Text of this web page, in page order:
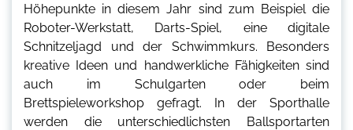
Höhepunkte in diesem Jahr sind zum Beispiel die
Roboter-Werkstatt, Darts-Spiel, eine digitale
Schnitzeljagd und der Schwimmkurs. Besonders
kreative Ideen und handwerkliche Fähigkeiten sind
auch im Schulgarten oder beim
Brettspieleworkshop gefragt. In der Sporthalle
werden die unterschiedlichsten Ballsportarten